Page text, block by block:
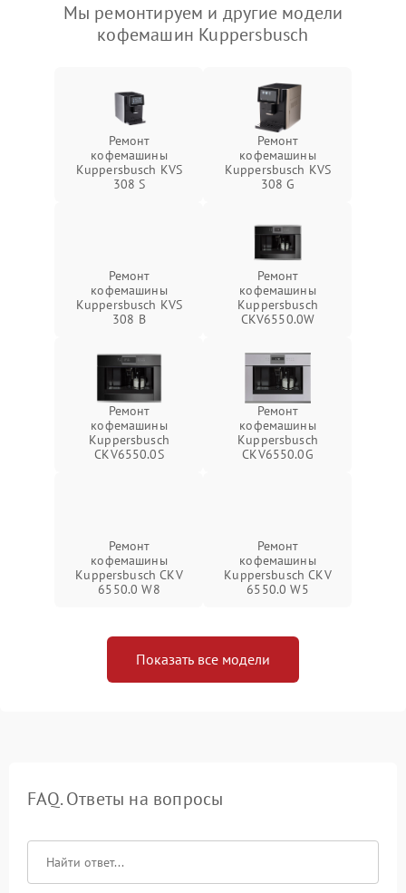
Мы ремонтируем и другие модели
кофемашин Kuppersbusch
Ремонт
кофемашины
Kuppersbusch KVS
308 S
Ремонт
кофемашины
Kuppersbusch KVS
308 G
Ремонт
кофемашины
Kuppersbusch KVS
308 B
Ремонт
кофемашины
Kuppersbusch
CKV6550.0W
Ремонт
кофемашины
Kuppersbusch
CKV6550.0S
Ремонт
кофемашины
Kuppersbusch
CKV6550.0G
Ремонт
кофемашины
Kuppersbusch CKV
6550.0 W8
Ремонт
кофемашины
Kuppersbusch CKV
6550.0 W5
Показать все модели
FAQ. Ответы на вопросы